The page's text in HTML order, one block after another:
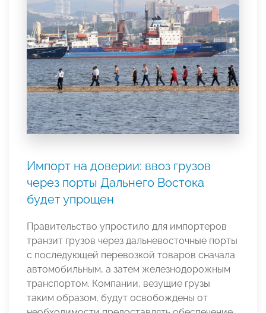
Импорт на доверии: ввоз грузов
через порты Дальнего Востока
будет упрощен
Правительство упростило для импортеров
транзит грузов через дальневосточные порты
с последующей перевозкой товаров сначала
автомобильным, а затем железнодорожным
транспортом. Компании, везущие грузы
таким образом, будут освобождены от